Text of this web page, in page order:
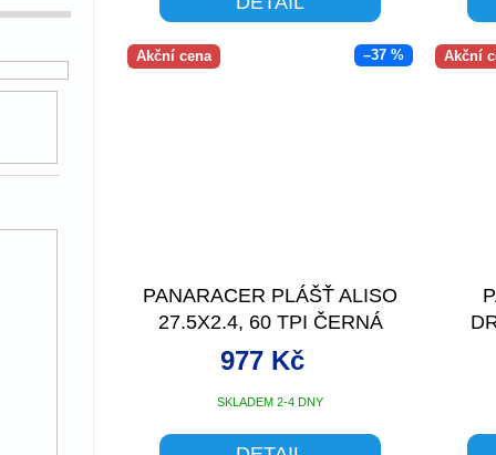
Akční cena –37 %
PANARACER PLÁŠŤ ALISO
27.5X2.4, 60 TPI ČERNÁ
SKLADEM 2-4 DNY
977 Kč
Akční